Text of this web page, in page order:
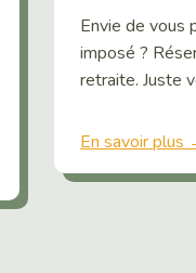
Envie de vous
imposé ?
retraite. Juste
En savoir plus